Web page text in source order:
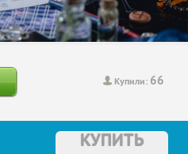
Купили: 66
КУПИТЬ